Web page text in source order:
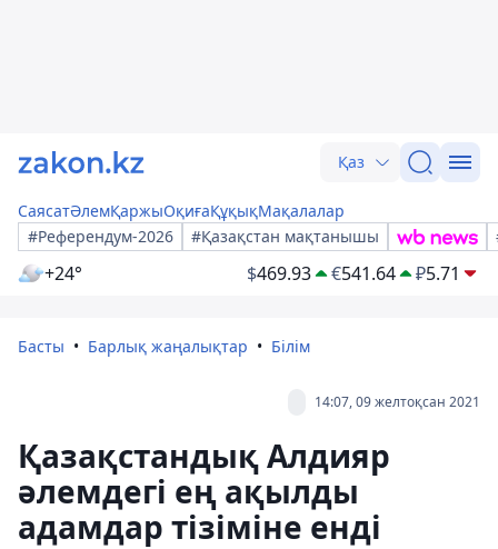
Қаз
СаясатӘлемҚаржыОқиғаҚұқықМақалалар
#Референдум-2026
#Қазақстан мақтанышы
+24° $469.93 €541.64 ₽5.71
Басты Барлық жаңалықтар Білім
14:07, 09 желтоқсан 2021
Қазақстандық Алдияр
әлемдегі ең ақылды
адамдар тізіміне енді